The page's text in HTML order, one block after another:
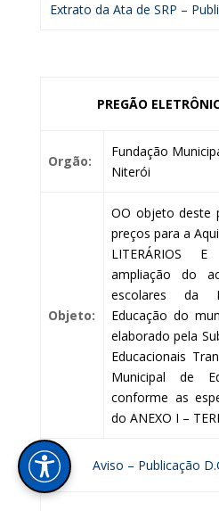
Extrato da Ata de SRP –
PREGÃO
Orgão:
Fundação
Niterói
Objeto:
OO objeto deste
preços para a
LITERÁRIOS E
ampliação do
escolares da
Educação do
elaborado pela
Educacionais
Municipal de
conforme as
do ANEXO I –
Aviso – Publicação